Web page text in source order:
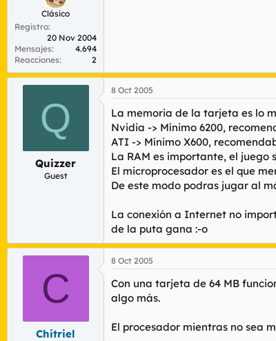
Clásico
Registro
20 Nov 2004
Mensajes
4.694
Reacciones
2
Q
Quizzer
Guest
8 Oct 2005
La memoria de la tarjeta es lo
Nvidia -> Mínimo 6200,
ATI -> Mínimo X600,
La RAM es importante, el juego
El microprocesador es el que
De este modo podras jugar al
La conexión a Internet no
de la puta gana :-o
C
Chitriel
8 Oct 2005
Con una tarjeta de 64 MB
algo más.
El procesador mientras no sea